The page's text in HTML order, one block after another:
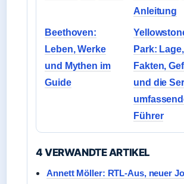
Anleitung
Beethoven:
Leben, Werke
und Mythen im
Guide
Park: Lage,
Fakten,
und die
Führer
4 VERWANDTE ARTIKEL
Annett Möller: RTL-Aus, neuer